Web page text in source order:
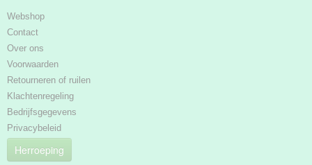
Webshop
Contact
Over ons
Voorwaarden
Retourneren of ruilen
Klachtenregeling
Bedrijfsgegevens
Privacybeleid
Herroeping